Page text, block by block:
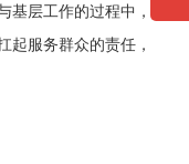
基层工作的过程中，
起服务群众的责任，